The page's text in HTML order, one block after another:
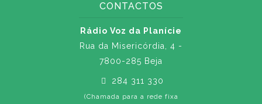
CONTACTOS
Rádio Voz da Planície
Rua da Misericórdia, 4 -
7800-285 Beja
284 311 330
(Chamada para a rede fixa